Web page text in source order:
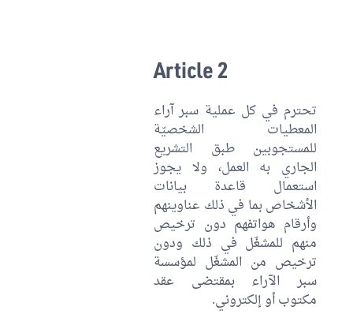
Article 2
تحترم في كل عملية سبر آراء
المعطيات الشخصيّة
للمستجوبين طبق التشريع
الجاري به العمل، ولا يجوز
استعمال قاعدة بيانات
الأشخاص بما في ذلك عناوينهم
وأرقام هواتفهم دون ترخيص
منهم للمشغّل في ذلك ودون
ترخيص من المشغّل لمؤسسة
سبر الآراء بمقتضى عقد
مكتوب أو إلكتروني.